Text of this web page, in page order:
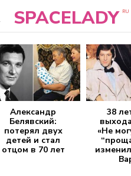
SPACELADY RU
Александр
Белявский:
потерял двух
детей и стал
отцом в 70 лет
38
«Не